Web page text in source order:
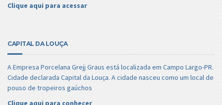
Clique aqui para acessar
CAPITAL DA LOUÇA
A Empresa Porcelana Grejj Graus está localizada em Campo Largo-PR.
Cidade declarada Capital da Louça. A cidade nasceu como um local de
pouso de tropeiros gaúchos
Clique aqui para conhecer